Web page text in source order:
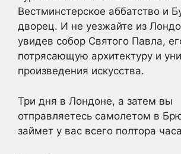
Вестминстерское аббатство и
дворец. И не уезжайте из
увидев собор Святого Павла,
потрясающую архитектуру и
произведения искусства.
Три дня в Лондоне, а затем вы
отправляетесь самолетом в
займет у вас всего полтора